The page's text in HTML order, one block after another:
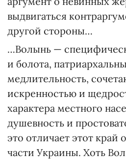
выдвигаться
другой стороны…
…Волынь —
и болота,
медлительность,
искренностью и
характера местного
душевность и
это отличает этот край
части Украины. Хоть